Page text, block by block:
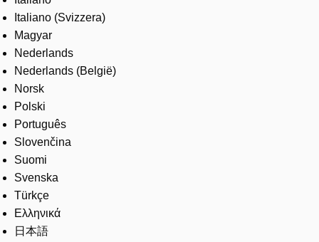
Italiano (Svizzera)
Magyar
Nederlands
Nederlands (België)
Norsk
Polski
Português
Slovenčina
Suomi
Svenska
Türkçe
Ελληνικά
日本語